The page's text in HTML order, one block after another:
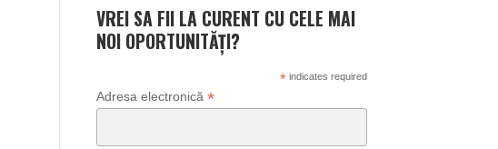
VREI SA FII LA CURENT CU CELE MAI
NOI OPORTUNITĂȚI?
*indicates required
Adresa electronică *